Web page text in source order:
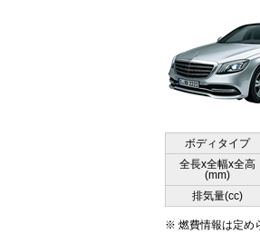
ボディタイプ
全長x全幅x全高
(mm)
排気量(cc)
※ 燃費情報は定め